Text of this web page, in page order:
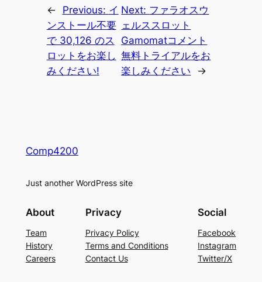
← Previous: イ
ンストール不要
で 30,126 のス
ロットをお楽し
みください!
Next: ファラオスウ
ェルススロット
Gamomatコメント
無料トライアルをお
楽しみください
→
Comp4200
Just another WordPress site
About
Team
History
Careers
Privacy
Privacy Policy
Terms and Conditions
Contact Us
Social
Facebook
Instagram
Twitter/X